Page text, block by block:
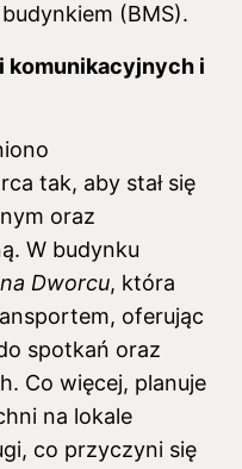
(BMS).
komunikacyjnych i
tak, aby stał się
oraz
W budynku
Dworcu, która
oferując
spotkań oraz
Co więcej, planuje
na lokale
co przyczyni się